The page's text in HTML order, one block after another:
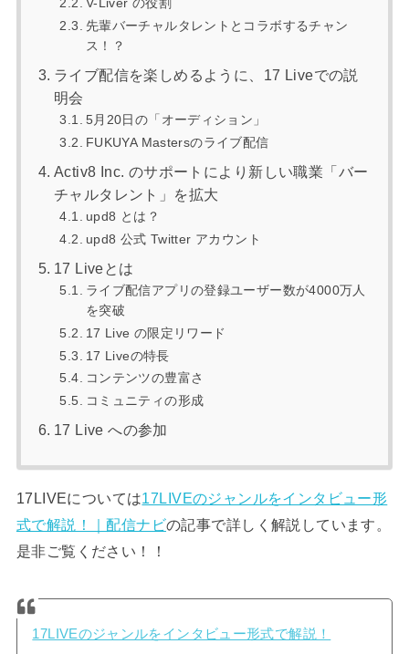
V-Liver の役割
先輩バーチャルタレントとコラボするチャン
ス！？
ライブ配信を楽しめるように、17 Liveでの説
明会
5月20日の「オーディション」
FUKUYA Mastersのライブ配信
Activ8 Inc. のサポートにより新しい職業「バー
チャルタレント」を拡大
upd8 とは？
upd8 公式 Twitter アカウント
17 Liveとは
ライブ配信アプリの登録ユーザー数が4000万人
を突破
17 Live の限定リワード
17 Liveの特長
コンテンツの豊富さ
コミュニティの形成
17 Live への参加
17LIVEについては17LIVEのジャンルをインタビュー形
式で解説！｜配信ナビの記事で詳しく解説しています。
是非ご覧ください！！
17LIVEのジャンルをインタビュー形式で解説！